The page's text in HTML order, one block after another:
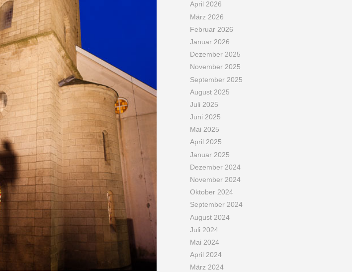
April 2026
März 2026
Februar 2026
Januar 2026
Dezember 2025
November 2025
September 2025
August 2025
Juli 2025
Juni 2025
Mai 2025
April 2025
Januar 2025
Dezember 2024
November 2024
Oktober 2024
September 2024
August 2024
Juli 2024
Mai 2024
April 2024
März 2024